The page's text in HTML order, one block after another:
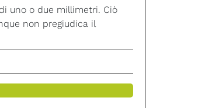
uno o due millimetri. Ciò
non pregiudica il